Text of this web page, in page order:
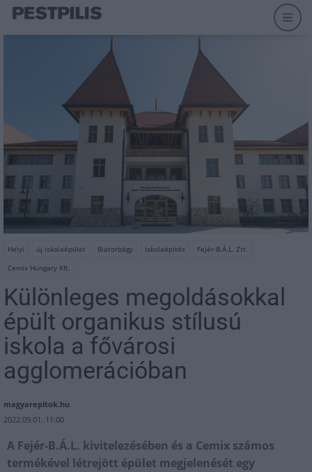
Helyi új iskolaépület Biatorbágy iskolaépítés
Fejér-B.Á.L. Zrt.
Cemix Hungary Kft.
Különleges megoldásokkal
épült organikus stílusú
iskola a fővárosi
agglomerációban
magyarepitok.hu
2022.09.01. 11:00
A Fejér-B.Á.L. kivitelezésében és a Cemix számos
termékével létrejött épület megjelenését egy